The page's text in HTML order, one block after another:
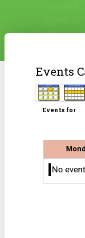
Events
Events for
No